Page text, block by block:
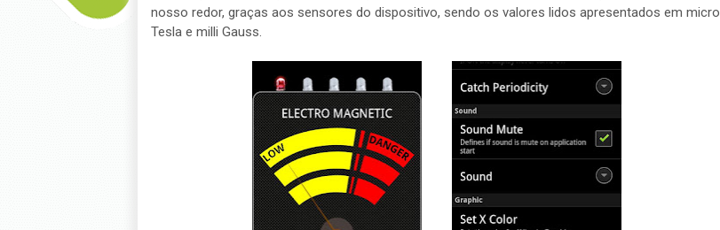
nosso redor, graças aos sensores do dispositivo, sendo os valores lidos apresentados em micro
Tesla e milli Gauss.